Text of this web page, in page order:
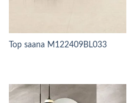
Top saana M122409BL033